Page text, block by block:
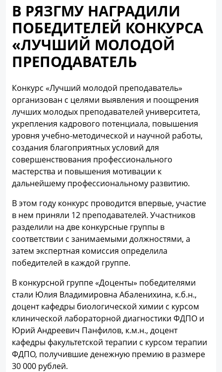
В РЯЗГМУ НАГРАДИЛИ
ПОБЕДИТЕЛЕЙ КОНКУРСА
«ЛУЧШИЙ МОЛОДОЙ
ПРЕПОДАВАТЕЛЬ
Конкурс «Лучший молодой преподаватель»
организован с целями выявления и поощрения
лучших молодых преподавателей университета,
укрепления кадрового потенциала, повышения
уровня учебно-методической и научной работы,
создания благоприятных условий для
совершенствования профессионального
мастерства и повышения мотивации к
дальнейшему профессиональному развитию.
В этом году конкурс проводится впервые, участие
в нем приняли 12 преподавателей. Участников
разделили на две конкурсные группы в
соответствии с занимаемыми должностями, а
затем экспертная комиссия определила
победителей в каждой группе.
В конкурсной группе «Доценты» победителями
стали Юлия Владимировна Абаленихина, к.б.н.,
доцент кафедры биологической химии с курсом
клинической лабораторной диагностики ФДПО и
Юрий Андреевич Панфилов, к.м.н., доцент
кафедры факультетской терапии с курсом терапии
ФДПО, получившие денежную премию в размере
30 000 рублей.